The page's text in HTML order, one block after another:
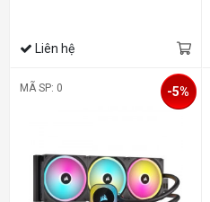
Liên hệ
MÃ SP: 0 -5%